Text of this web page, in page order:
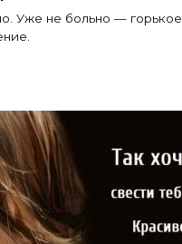
Уже не больно — горькое